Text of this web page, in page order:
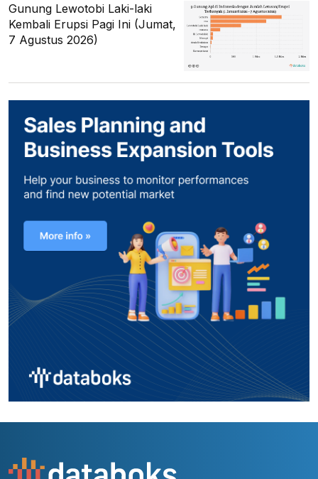
Gunung Lewotobi Laki-laki
Kembali Erupsi Pagi Ini (Jumat,
7 Agustus 2026)